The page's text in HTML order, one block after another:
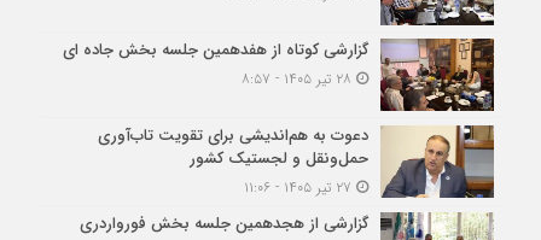
گزارشی کوتاه از هفدهمین جلسه بخش جاده ای
دعوت به هم‌اندیشی برای تقویت تاب‌آوری
حمل‌ونقل و لجستیک کشور
گزارشی از هجدهمین جلسه بخش فورواردری